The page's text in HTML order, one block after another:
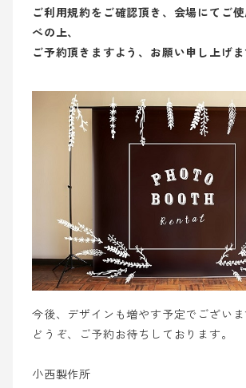
ご利用規約をご確認頂き、会場にてご
べの上、
ご予約頂きますよう、お願い申し上げま
今後、デザインも増やす予定でございま
どうぞ、ご予約お待ちしております。
小西製作所